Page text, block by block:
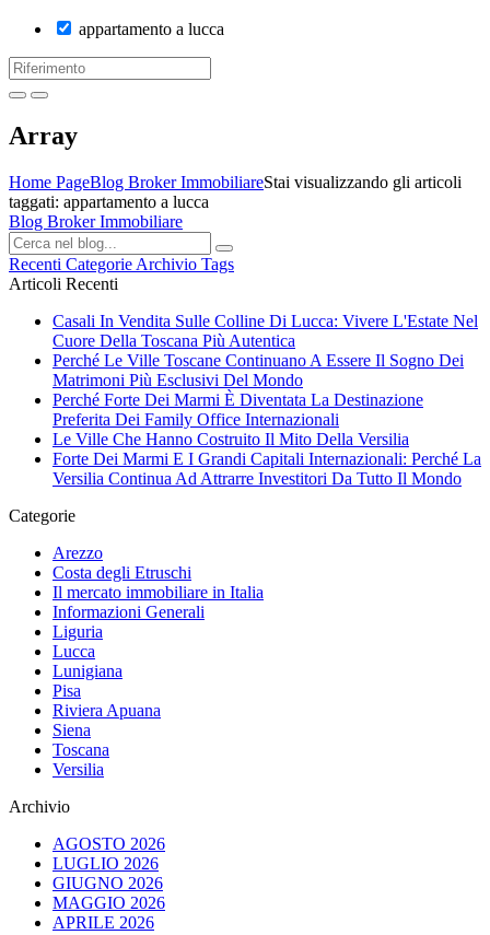
appartamento a lucca
Array
Home PageBlog Broker ImmobiliareStai visualizzando gli articoli
taggati: appartamento a lucca
Blog Broker Immobiliare
Recenti Categorie Archivio Tags
Articoli Recenti
Casali In Vendita Sulle Colline Di Lucca: Vivere L'Estate Nel
Cuore Della Toscana Più Autentica
Perché Le Ville Toscane Continuano A Essere Il Sogno Dei
Matrimoni Più Esclusivi Del Mondo
Perché Forte Dei Marmi È Diventata La Destinazione
Preferita Dei Family Office Internazionali
Le Ville Che Hanno Costruito Il Mito Della Versilia
Forte Dei Marmi E I Grandi Capitali Internazionali: Perché La
Versilia Continua Ad Attrarre Investitori Da Tutto Il Mondo
Categorie
Arezzo
Costa degli Etruschi
Il mercato immobiliare in Italia
Informazioni Generali
Liguria
Lucca
Lunigiana
Pisa
Riviera Apuana
Siena
Toscana
Versilia
Archivio
AGOSTO 2026
LUGLIO 2026
GIUGNO 2026
MAGGIO 2026
APRILE 2026